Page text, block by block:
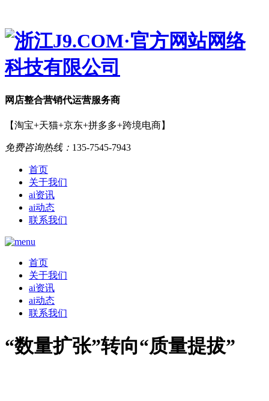
网店整合营销代运营服务商
【淘宝+天猫+京东+拼多多+跨境电商】
免费咨询热线： 135-7545-7943
首页
关于我们
ai资讯
ai动态
联系我们
首页
关于我们
ai资讯
ai动态
联系我们
“数量扩张”转向“质量提拔”